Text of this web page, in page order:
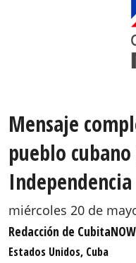
Mensaje
pueblo
Independencia
miércoles 20 de
Redacción de CubitaNOW
Estados Unidos, Cuba